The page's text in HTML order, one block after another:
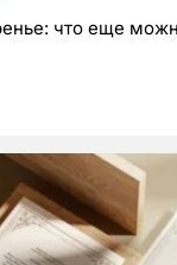
что еще